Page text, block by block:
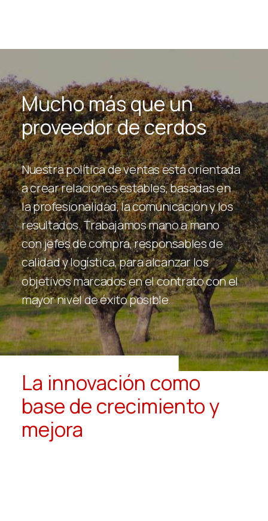
Mucho más que un
proveedor de cerdos
Nuestrapolíticadeventasestáorientada
acrearrelacionesestables,basadasen
laprofesionalidad,lacomunicaciónylos
resultados.Trabajamosmanoamano
conjefesdecompra,responsablesde
calidadylogística,paraalcanzarlos
objetivosmarcadosenelcontratoconel
mayorniveldeéxitoposible.
La innovación como
base de crecimiento y
mejora